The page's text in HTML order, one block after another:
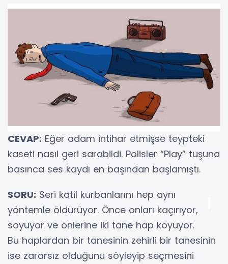
CEVAP: Eğer adam intihar etmişse teypteki
kaseti nasıl geri sarabildi. Polisler “Play” tuşuna
basınca ses kaydı en başından başlamıştı.
SORU: Seri katil kurbanlarını hep aynı
yöntemle öldürüyor. Önce onları kaçırıyor,
soyuyor ve önlerine iki tane hap koyuyor.
Bu haplardan bir tanesinin zehirli bir tanesinin
ise zararsız olduğunu söyleyip seçmesini